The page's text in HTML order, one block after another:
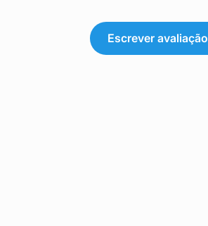
Escrever avaliação